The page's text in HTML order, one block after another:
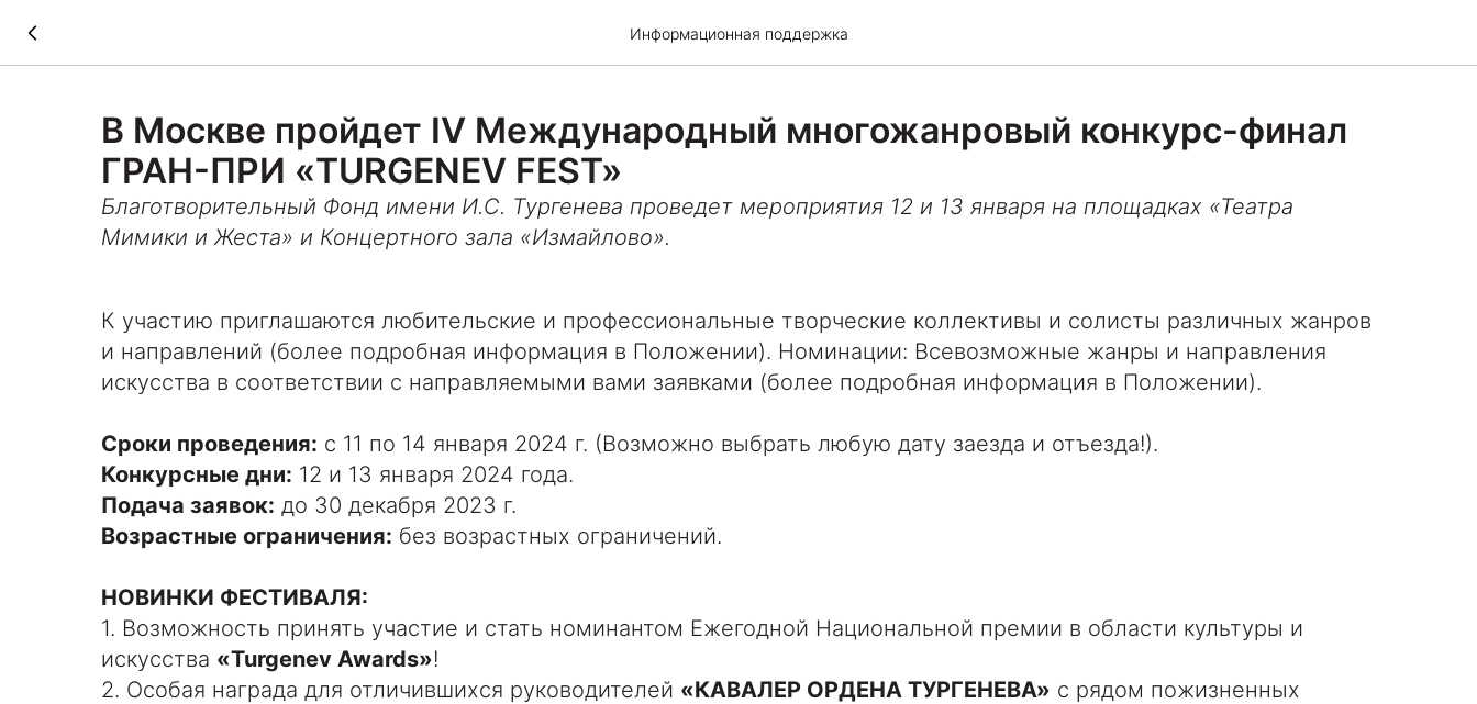
Информационная поддержка
В Москве пройдет IV Международный многожанровый конкурс-финал
ГРАН-ПРИ «TURGENEV FEST»
Благотворительный Фонд имени И.С. Тургенева проведет мероприятия 12 и 13 января на площадках «Театра
Мимики и Жеста» и Концертного зала «Измайлово».
К участию приглашаются любительские и профессиональные творческие коллективы и солисты различных жанров
и направлений (более подробная информация в Положении). Номинации: Всевозможные жанры и направления
искусства в соответствии с направляемыми вами заявками (более подробная информация в Положении).
Сроки проведения: с 11 по 14 января 2024 г. (Возможно выбрать любую дату заезда и отъезда!).
Конкурсные дни: 12 и 13 января 2024 года.
Подача заявок: до 30 декабря 2023 г.
Возрастные ограничения: без возрастных ограничений.
НОВИНКИ ФЕСТИВАЛЯ:
1. Возможность принять участие и стать номинантом Ежегодной Национальной премии в области культуры и
искусства «Turgenev Awards»!
2. Особая награда для отличившихся руководителей «КАВАЛЕР ОРДЕНА ТУРГЕНЕВА» с рядом пожизненных